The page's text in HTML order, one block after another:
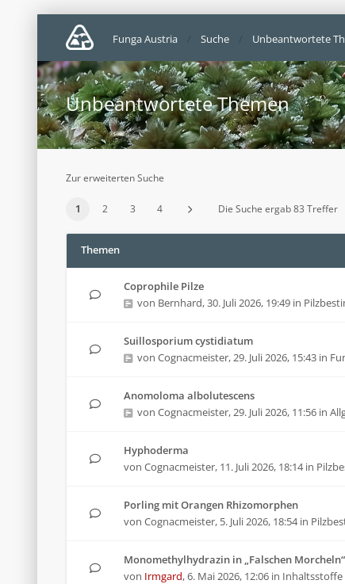
Funga Austria Suche Unbeantwortete
Unbeantwortete Themen
Zur erweiterten Suche
1 2 3 4 Die Suche ergab 83 Treffer
Themen
Coprophile Pilze
von Bernhard,30. Juli 2026, 19:49 in
Suillosporium cystidiatum
von Cognacmeister,29. Juli 2026, 15:43 in
Anomoloma albolutescens
von Cognacmeister,29. Juli 2026, 11:56 in
Hyphoderma
von Cognacmeister, 11. Juli 2026, 18:14in
Porling mit Orangen Rhizomorphen
von Cognacmeister, 5. Juli 2026, 18:54in
Monomethylhydrazin in „Falschen
von Irmgard,6. Mai 2026, 12:06 in